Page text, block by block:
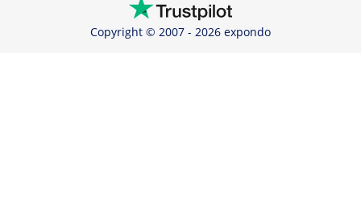
Copyright © 2007 - 2026 expondo